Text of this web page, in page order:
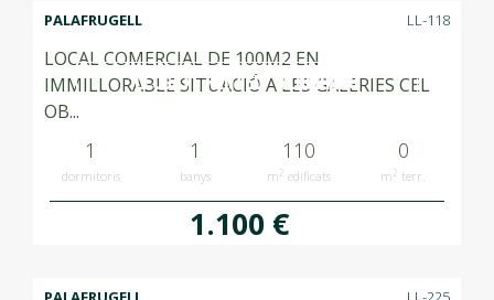
LLOGAT RENTED ALQUILADO
PALAFRUGELL LL-118
LOCAL COMERCIAL DE 100M2 EN
IMMILLORABLE SITUACIÓ A LES GALERIES CEL
OB...
1
dormitoris
1
banys
110
m2 edificats
0
m2 terr.
1.100 €